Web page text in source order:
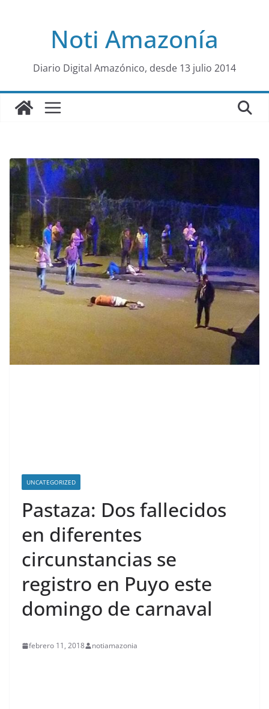
al
Noti Amazonía
Diario Digital Amazónico, desde 13 julio 2014
UNCATEGORIZED
Pastaza: Dos fallecidos
en diferentes
circunstancias se
registro en Puyo este
domingo de carnaval
febrero 11, 2018 notiamazonia